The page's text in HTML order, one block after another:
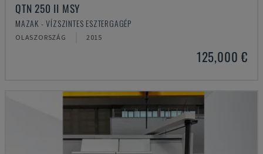
QTN 250 II MSY
MAZAK - VÍZSZINTES ESZTERGAGÉP
OLASZORSZÁG 2015
125,000 €